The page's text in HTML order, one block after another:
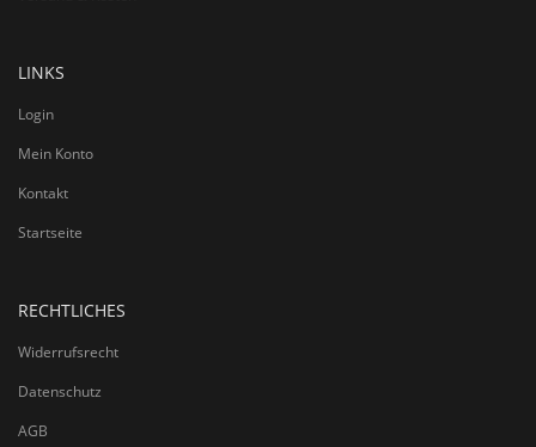
LINKS
Login
Mein Konto
Kontakt
Startseite
RECHTLICHES
Widerrufsrecht
Datenschutz
AGB